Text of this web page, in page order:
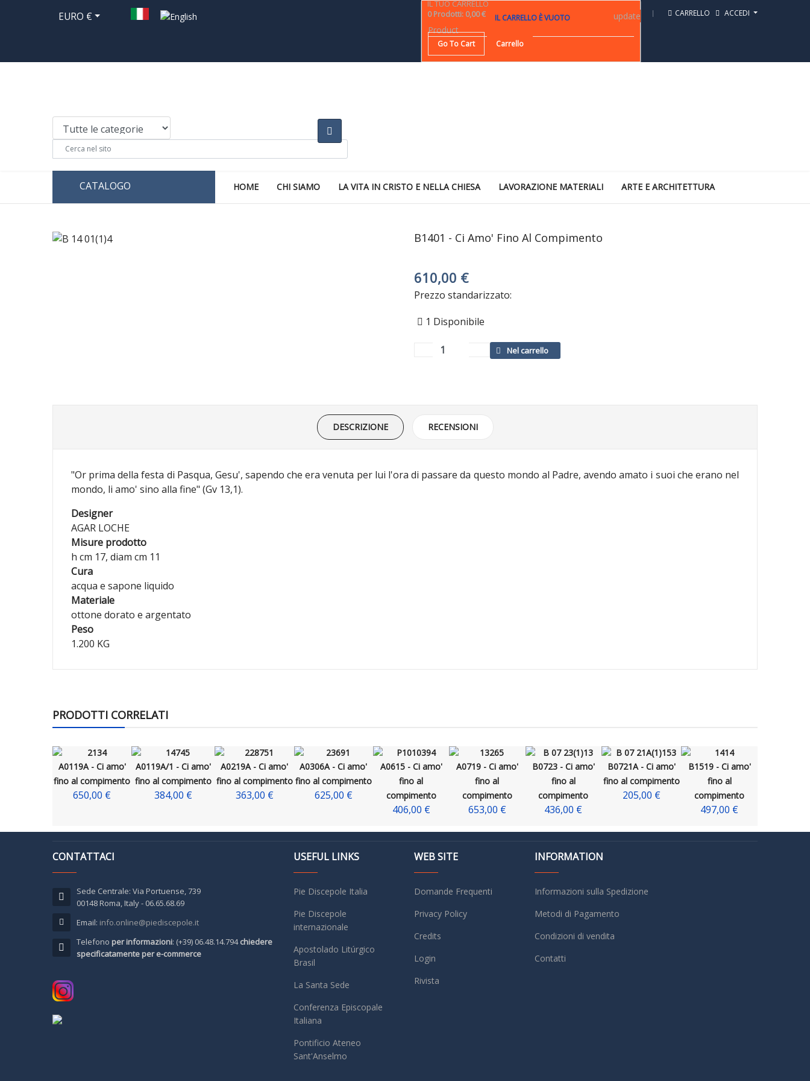
EURO € CARRELLO ACCEDI
IL TUO CARRELLO
0 Prodotti: 0,00 € IL CARRELLO È VUOTO
Product
update
Go To Cart Carrello
CATALOGO HOME CHI SIAMO LA VITA IN CRISTO E NELLA CHIESA LAVORAZIONE MATERIALI ARTE E ARCHITETTURA
B1401 - Ci Amo' Fino Al Compimento
610,00 €
Prezzo standarizzato:
1 Disponibile
DESCRIZIONE RECENSIONI
"Or prima della festa di Pasqua, Gesu', sapendo che era venuta per lui l'ora di passare da questo mondo al Padre, avendo amato i suoi che erano nel
mondo, li amo' sino alla fine" (Gv 13,1).
Designer
AGAR LOCHE
Misure prodotto
h cm 17, diam cm 11
Cura
acqua e sapone liquido
Materiale
ottone dorato e argentato
Peso
1.200 KG
PRODOTTI CORRELATI
A0119A - Ci amo'
fino al compimento
650,00 €
A0119A/1 - Ci amo'
fino al compimento
384,00 €
A0219A - Ci amo'
fino al compimento
363,00 €
A0306A - Ci amo'
fino al compimento
625,00 €
A0615 - Ci amo'
fino al
compimento
406,00 €
A0719 - Ci amo'
fino al
compimento
653,00 €
B0723 - Ci amo'
fino al
compimento
436,00 €
B0721A - Ci amo'
fino al compimento
205,00 €
B1519 - Ci amo'
fino al
compimento
497,00 €
CONTATTACI
Sede Centrale: Via Portuense, 739
00148 Roma, Italy - 06.65.68.69
Email: info.online@piediscepole.it
Telefono per informazioni: (+39) 06.48.14.794chiedere
specificatamente per e-commerce
USEFUL LINKS
Pie Discepole Italia
Pie Discepole
internazionale
Apostolado Litúrgico
Brasil
La Santa Sede
Conferenza Episcopale
Italiana
Pontificio Ateneo
Sant'Anselmo
WEB SITE
Domande Frequenti
Privacy Policy
Credits
Login
Rivista
INFORMATION
Informazioni sulla Spedizione
Metodi di Pagamento
Condizioni di vendita
Contatti